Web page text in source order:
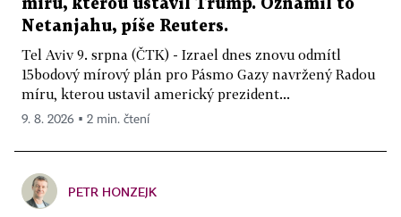
míru, kterou ustavil Trump. Oznámil to
Netanjahu, píše Reuters.
Tel Aviv 9. srpna (ČTK) - Izrael dnes znovu odmítl
15bodový mírový plán pro Pásmo Gazy navržený Radou
míru, kterou ustavil americký prezident...
9. 8. 2026 ▪ 2 min. čtení
PETR HONZEJK